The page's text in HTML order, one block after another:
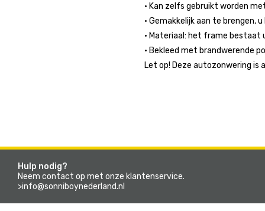
• Kan zelfs gebruikt worden
• Gemakkelijk aan te brengen,
• Materiaal: het frame
• Bekleed met brandwerende
Let op! Deze autozonwering is
Hulp nodig?
Neem contact op met onze klantenservice.
>info@sonniboynederland.nl